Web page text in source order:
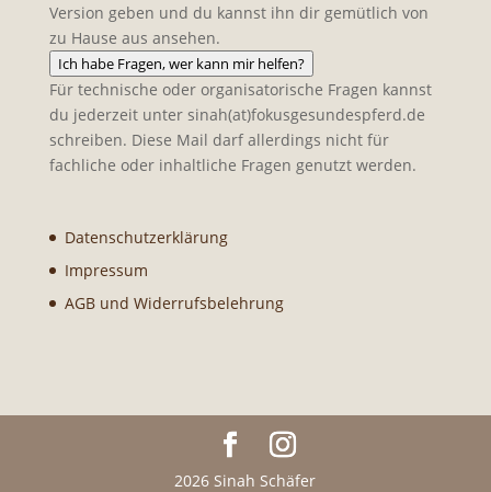
Version geben und du kannst ihn dir gemütlich von
zu Hause aus ansehen.
Ich habe Fragen, wer kann mir helfen?
Für technische oder organisatorische Fragen kannst
du jederzeit unter sinah(at)fokusgesundespferd.de
schreiben. Diese Mail darf allerdings nicht für
fachliche oder inhaltliche Fragen genutzt werden.
Datenschutzerklärung
Impressum
AGB und Widerrufsbelehrung
2026 Sinah Schäfer